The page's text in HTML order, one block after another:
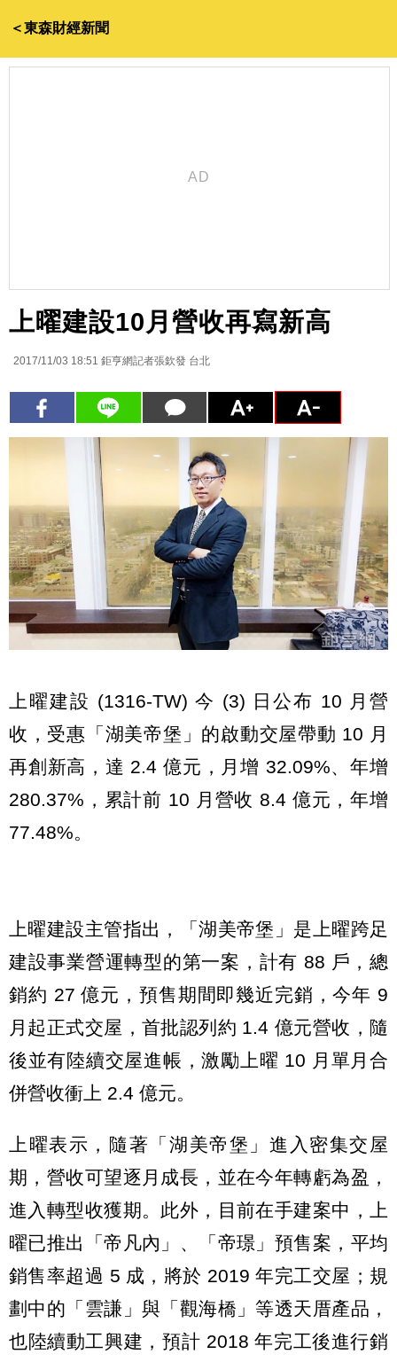
＜東森財經新聞
上曜建設10月營收再寫新高
2017/11/03 18:51 鉅亨網記者張欽發 台北
上曜建設 (1316-TW) 今 (3) 日公布 10 月營
收，受惠「湖美帝堡」的啟動交屋帶動 10 月
再創新高，達 2.4 億元，月增 32.09%、年增
280.37%，累計前 10 月營收 8.4 億元，年增
77.48%。
上曜建設主管指出，「湖美帝堡」是上曜跨足
建設事業營運轉型的第一案，計有 88 戶，總
銷約 27 億元，預售期間即幾近完銷，今年 9
月起正式交屋，首批認列約 1.4 億元營收，隨
後並有陸續交屋進帳，激勵上曜 10 月單月合
併營收衝上 2.4 億元。
上曜表示，隨著「湖美帝堡」進入密集交屋
期，營收可望逐月成長，並在今年轉虧為盈，
進入轉型收獲期。此外，目前在手建案中，上
曜已推出「帝凡內」、「帝璟」預售案，平均
銷售率超過 5 成，將於 2019 年完工交屋；規
劃中的「雲謙」與「觀海橋」等透天厝產品，
也陸續動工興建，預計 2018 年完工後進行銷